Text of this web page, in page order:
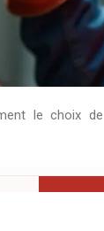
le choix